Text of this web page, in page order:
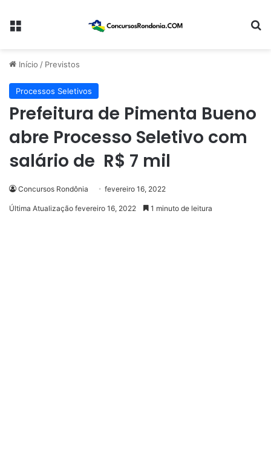
Menu
Início / Previstos
Processos Seletivos
Prefeitura de Pimenta Bueno
abre Processo Seletivo com
salário de R$ 7 mil
Concursos Rondônia fevereiro 16, 2022
Última Atualização fevereiro 16, 2022 1 minuto de leitura